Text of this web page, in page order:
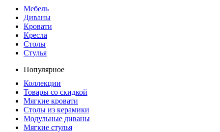
Мебель
Диваны
Кровати
Кресла
Столы
Стулья
Популярное
Коллекции
Товары со скидкой
Мягкие кровати
Столы из керамики
Модульные диваны
Мягкие стулья